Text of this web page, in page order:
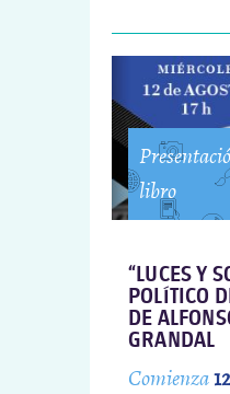
libro
“LUCES Y
POLÍTICO
DE
GRANDAL
Comienza